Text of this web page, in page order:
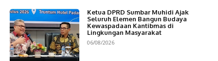
Ketua DPRD Sumbar Muhidi Ajak
Seluruh Elemen Bangun Budaya
Kewaspadaan Kantibmas di
Lingkungan Masyarakat
06/08/2026